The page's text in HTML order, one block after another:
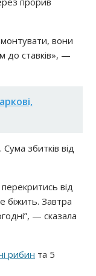
вони
до ставків», —
збитків від
від
біжить. Завтра
— сказала
рибин та 5